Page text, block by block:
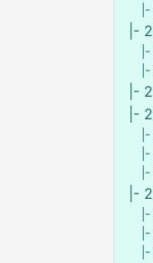
|-
|-
|-
|-